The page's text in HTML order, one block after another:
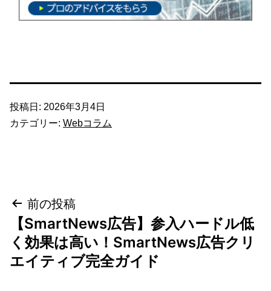
投稿日: 2026年3月4日
カテゴリー: Webコラム
投
稿
ナ
前の投稿
【SmartNews広告】参入ハードル低
く効果は高い！SmartNews広告クリ
エイティブ完全ガイド